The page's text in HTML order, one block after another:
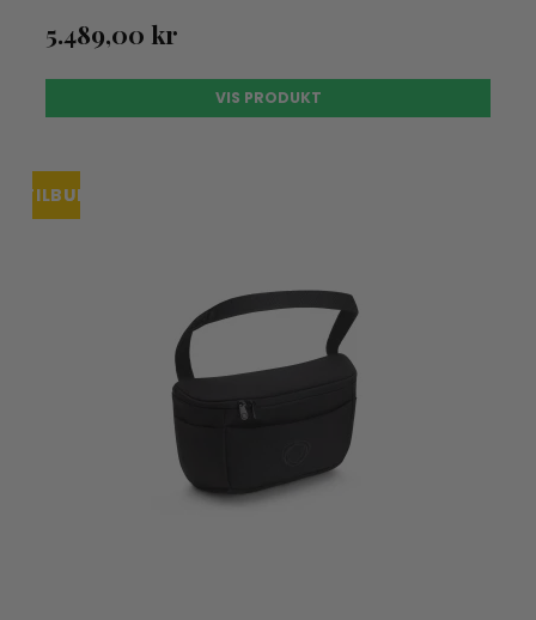
5.489,00 kr
VIS PRODUKT
TILBUDUDSOLGT